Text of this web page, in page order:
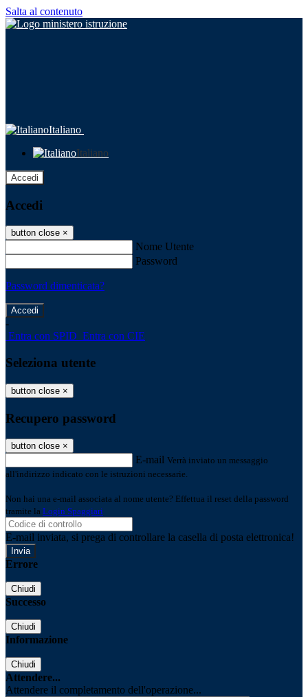
Salta al contenuto
Italiano
Italiano
Accedi
Accedi
button close ×
Nome Utente
Password
Password dimenticata?
-
Entra con SPID Entra con CIE
Seleziona utente
button close ×
Recupero password
button close ×
E-mail Verrà inviato un messaggio
all'indirizzo indicato con le istruzioni necessarie.
Non hai una e-mail associata al nome utente? Effettua il reset della password
tramite la Login Spaggiari
E-mail inviata, si prega di controllare la casella di posta elettronica!
Errore
Chiudi
Successo
Chiudi
Informazione
Chiudi
Attendere...
Attendere il completamento dell'operazione...